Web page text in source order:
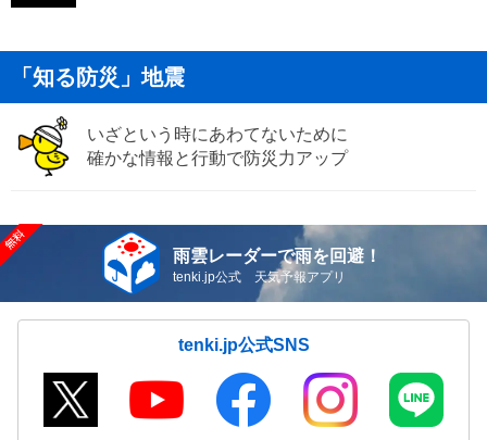
「知る防災」地震
いざという時にあわてないために
確かな情報と行動で防災力アップ
雨雲レーダーで雨を回避！
tenki.jp公式 天気予報アプリ
tenki.jp公式SNS